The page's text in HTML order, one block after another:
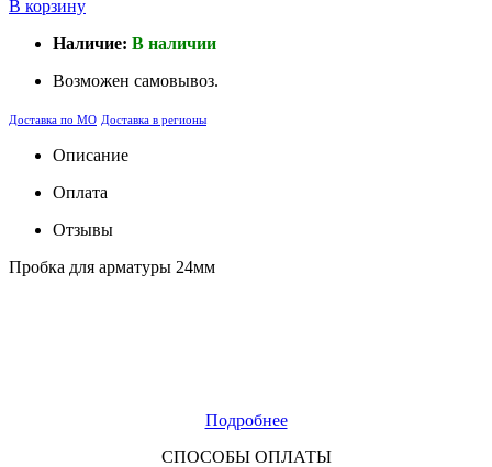
В корзину
Наличие: В наличии
Возможен самовывоз.
Доставка по МО Доставка в регионы
Описание
Оплата
Отзывы
Пробка для арматуры 24мм
Подробнее
СПОСОБЫ ОПЛАТЫ